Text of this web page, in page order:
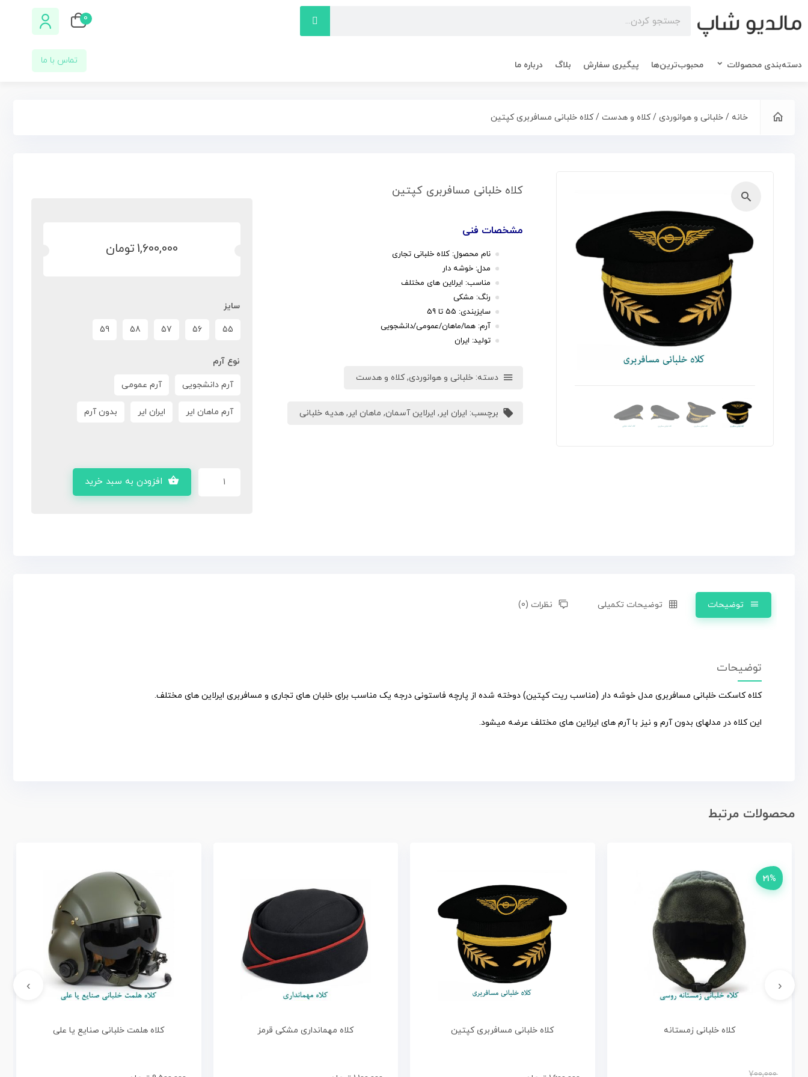
0
دسته‌بندی محصولات محبوب‌ترین‌ها پیگیری سفارش بلاگ درباره ما تماس با ما
خانه / خلبانی و هوانوردی /کلاه و هدست / کلاه خلبانی مسافربری کپتین
کلاه خلبانی مسافربری کپتین
مشخصات فنی
نام محصول: کلاه خلبانی تجاری
مدل: خوشه دار
مناسب: ایرلاین های مختلف
رنگ: مشکی
سایزبندی: 55 تا 59
آرم: هما/ماهان/عمومی/دانشجویی
تولید: ایران
دسته: خلبانی و هوانوردی,کلاه و هدست
برچسب: ایران ایر, ایرلاین آسمان, ماهان ایر, هدیه خلبانی
1,600,000 تومان
سایز
55
56
57
58
59
نوع آرم
آرم دانشجویی آرم عمومی
آرم ماهان ایر ایران ایر بدون آرم
افزودن به سبد خرید
توضیحات توضیحات تکمیلی نظرات (0)
توضیحات
کلاه کاسکت خلبانی مسافربری مدل خوشه دار (مناسب ریت کپتین) دوخته شده از پارچه فاستونی درجه یک مناسب برای خلبان های تجاری و مسافربری ایرلاین های مختلف.
این کلاه در مدلهای بدون آرم و نیز با آرم های ایرلاین های مختلف عرضه میشود.
محصولات مرتبط
21%
کلاه خلبانی زمستانه
700,000
کلاه خلبانی مسافربری کپتین کلاه مهمانداری مشکی قرمز کلاه هلمت خلبانی صنایع یا علی
‹
›